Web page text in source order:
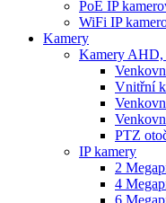
PoE IP
WiFi IP
Kamery
Kamery
Vnitřní
PTZ
IP kamery
2
4